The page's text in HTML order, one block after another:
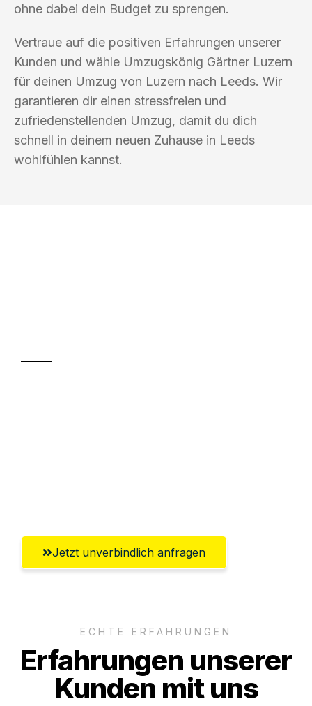
ohne dabei dein Budget zu sprengen.
Vertraue auf die positiven Erfahrungen unserer
Kunden und wähle Umzugskönig Gärtner Luzern
für deinen Umzug von Luzern nach Leeds. Wir
garantieren dir einen stressfreien und
zufriedenstellenden Umzug, damit du dich
schnell in deinem neuen Zuhause in Leeds
wohlfühlen kannst.
Jetzt unverbindlich anfragen
ECHTE ERFAHRUNGEN
Erfahrungen unserer
Kunden mit uns